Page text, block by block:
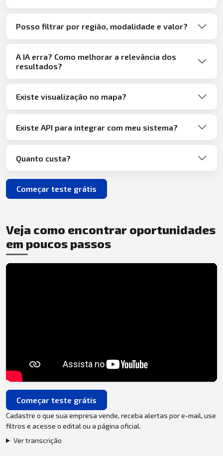
Posso filtrar por região, modalidade e valor?
A IA erra? Como melhorar a relevância dos
resultados?
Existe visualização no mapa?
Existe API para integrar com meu sistema?
Quanto custa?
Começar teste grátis
Veja como encontrar oportunidades
em poucos passos
Começar teste grátis
Cadastre o que sua empresa vende, receba alertas por e-mail, use
filtros e acesse o edital ou a página oficial.
Ver transcrição